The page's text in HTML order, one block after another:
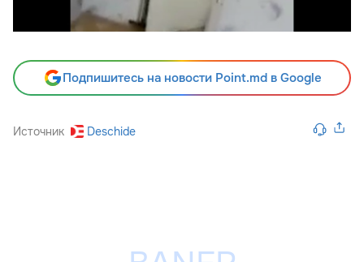
Подпишитесь на новости Point.md в Google
Источник Deschide